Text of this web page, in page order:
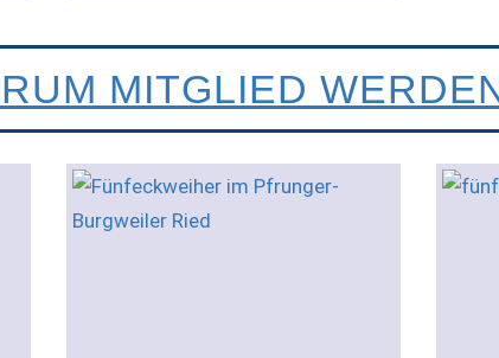
MITGLIED